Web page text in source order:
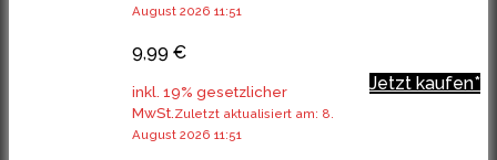
August 2026 11:51
9,99 €
inkl. 19% gesetzlicher
MwSt.Zuletzt aktualisiert am: 8.
August 2026 11:51
Jetzt kaufen*